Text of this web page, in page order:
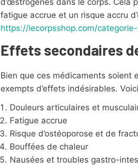
d’œstrogènes dans le corps. Cela
fatigue accrue et un risque accru
https://lecorpsshop.com/
Effets secondaires
Bien que ces médicaments soient
exempts d’effets indésirables.
Douleurs articulaires et
Fatigue accrue
Risque d’ostéoporose et de
Bouffées de chaleur
Nausées et troubles gastro-